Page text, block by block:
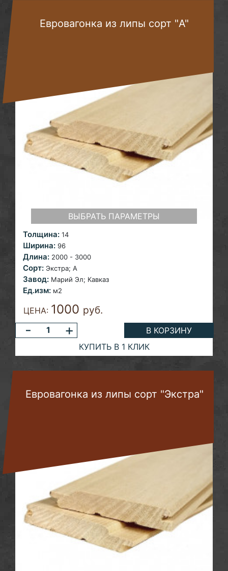
Евровагонка из липы сорт "A"
ВЫБРАТЬ ПАРАМЕТРЫ
Толщина: 14
Ширина: 96
Длина: 2000 - 3000
Сорт: Экстра; A
Завод: Марий Эл; Кавказ
Ед.изм: м2
ЦЕНА: 1000 руб.
- +
В КОРЗИНУ
КУПИТЬ В 1 КЛИК
Евровагонка из липы сорт "Экстра"